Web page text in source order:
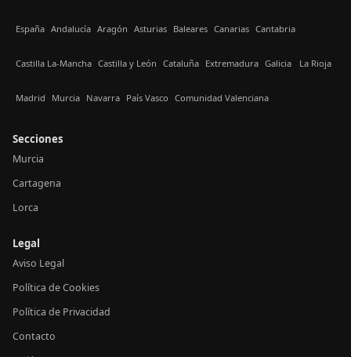
España Andalucía Aragón Asturias Baleares Canarias Cantabria
Castilla La-Mancha Castilla y León Cataluña Extremadura Galicia La Rioja
Madrid Murcia Navarra País Vasco Comunidad Valenciana
Secciones
Murcia
Cartagena
Lorca
Legal
Aviso Legal
Política de Cookies
Política de Privacidad
Contacto